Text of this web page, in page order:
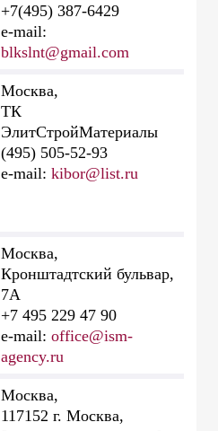
+7(495) 387-6429
e-mail:
blkslnt@gmail.com
Москва,
ТК
ЭлитСтройМатериалы
(495) 505-52-93
e-mail: kibor@list.ru
Москва,
Кронштадтский бульвар,
7А
+7 495 229 47 90
e-mail: office@ism-
agency.ru
Москва,
117152 г. Москва,